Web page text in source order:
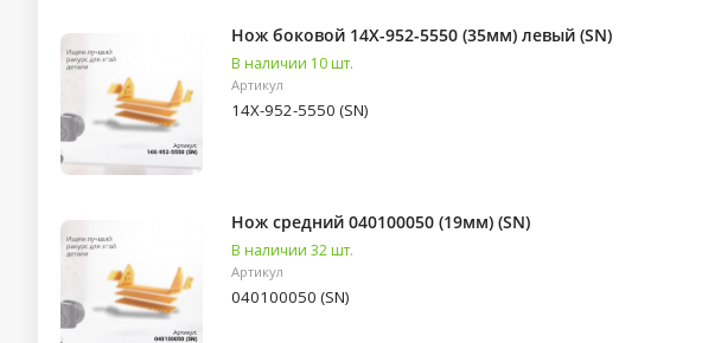
Нож боковой 14X-952-5550 (35мм) левый (SN)
В наличии 10 шт.
Артикул
14X-952-5550 (SN)
Нож средний 040100050 (19мм) (SN)
В наличии 32 шт.
Артикул
040100050 (SN)